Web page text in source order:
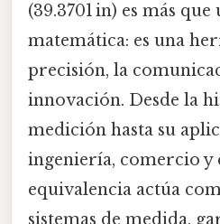
(39.3701 in) es más
matemática: es una
precisión, la
innovación. Desde la
medición hasta su
ingeniería, comercio y
equivalencia actúa
sistemas de medida,